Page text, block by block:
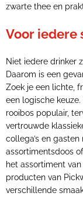
zwarte thee en
Voor iedere
Niet iedere drinker
Daarom is een
Zoek je een lichte,
een logische
rooibos populair,
vertrouwde
collega’s en
assortimentsdoos
het assortiment
producten van
verschillende